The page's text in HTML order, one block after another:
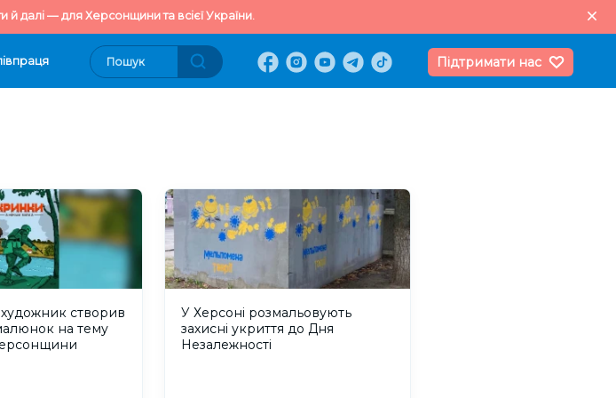
далі — для Херсонщини та всієї України.
Підтримати нас
створив
на тему
У Херсоні розмальовують
захисні укриття до Дня
Незалежності